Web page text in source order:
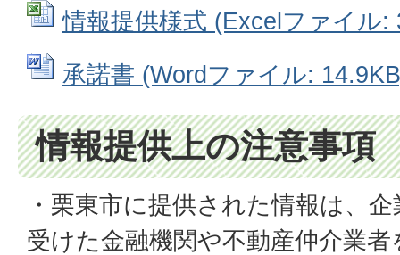
情報提供様式 (Excelファイル:
承諾書 (Wordファイル:
情報提供上の注意事項
・栗東市に提供された情報は、
受けた金融機関や不動産仲介業